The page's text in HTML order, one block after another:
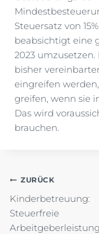
Steuersatz von
beabsichtigt eine
2023
bisher
eingreifen
greifen, wenn sie
Das wird
brauchen.
ZURÜCK
Kinderbetreuung:
Steuerfreie